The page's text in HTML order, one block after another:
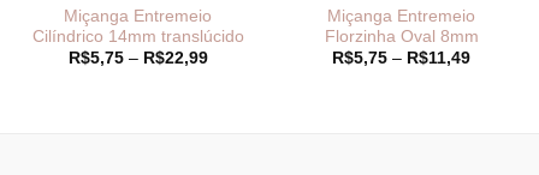
Miçanga Entremeio
Cilíndrico 14mm translúcido
R$5,75 – R$22,99Faixa
Miçanga Entremeio
Florzinha Oval 8mm
R$5,75 – R$11,49Faixa